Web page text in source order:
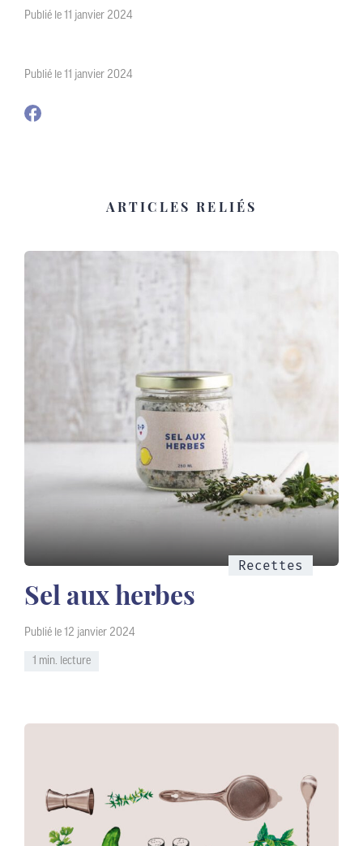
Publié le 11 janvier 2024
Publié le 11 janvier 2024
ARTICLES RELIÉS
Recettes
Sel aux herbes
Publié le 12 janvier 2024
1 min. lecture